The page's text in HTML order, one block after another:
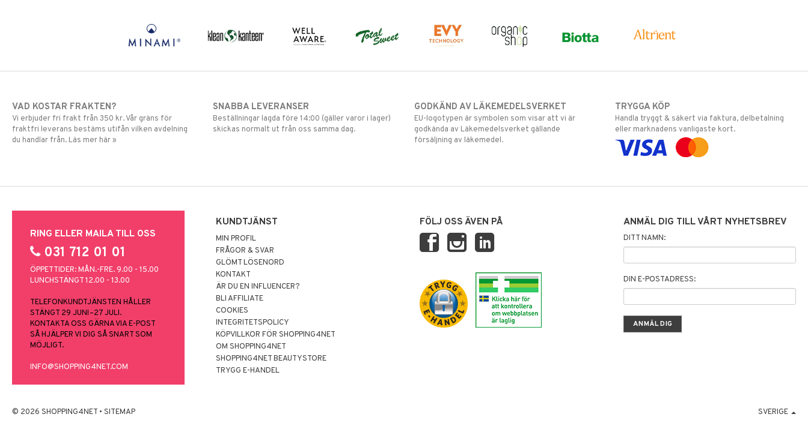
VAD KOSTAR FRAKTEN?
Vi erbjuder fri frakt från 350 kr. Vår gräns för
fraktfri leverans bestäms utifån vilken avdelning
du handlar från. Läs mer här »
SNABBA LEVERANSER
Beställningar lagda före 14:00 (gäller varor i lager)
skickas normalt ut från oss samma dag.
GODKÄND AV LÄKEMEDELSVERKET
EU-logotypen är symbolen som visar att vi är
godkända av Läkemedelsverket gällande
försäljning av läkemedel.
TRYGGA KÖP
Handla tryggt & säkert via faktura, delbetalning
eller marknadens vanligaste kort.
RING ELLER MAILA TILL OSS
031 712 01 01
ÖPPETTIDER: MÅN.-FRE. 9.00 - 15.00
LUNCHSTÄNGT 12.00 - 13.00
TELEFONKUNDTJÄNSTEN HÅLLER
STÄNGT 29 JUNI–27 JULI.
KONTAKTA OSS GÄRNA VIA E-POST
SÅ HJÄLPER VI DIG SÅ SNART SOM
MÖJLIGT.
INFO@SHOPPING4NET.COM
KUNDTJÄNST
MIN PROFIL
FRÅGOR & SVAR
GLÖMT LÖSENORD
KONTAKT
ÄR DU EN INFLUENCER?
BLI AFFILIATE
COOKIES
INTEGRITETSPOLICY
KÖPVILLKOR FÖR SHOPPING4NET
OM SHOPPING4NET
SHOPPING4NET BEAUTYSTORE
TRYGG E-HANDEL
FÖLJ OSS ÄVEN PÅ ANMÄL DIG TILL VÅRT NYHETSBREV
DITT NAMN:
DIN E-POSTADRESS:
© 2026 SHOPPING4NET • SITEMAP SVERIGE